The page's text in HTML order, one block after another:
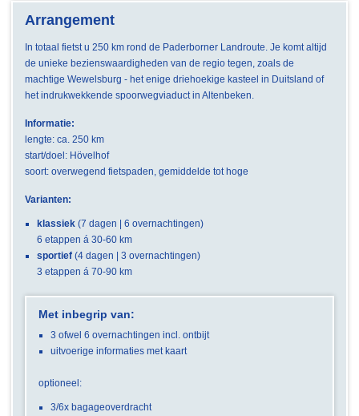
Arrangement
In totaal fietst u 250 km rond de Paderborner Landroute. Je komt altijd
de unieke bezienswaardigheden van de regio tegen, zoals de
machtige Wewelsburg - het enige driehoekige kasteel in Duitsland of
het indrukwekkende spoorwegviaduct in Altenbeken.
Informatie:
lengte: ca. 250 km
start/doel: Hövelhof
soort: overwegend fietspaden, gemiddelde tot hoge
Varianten:
klassiek (7 dagen | 6 overnachtingen)
6 etappen á 30-60 km
sportief (4 dagen | 3 overnachtingen)
3 etappen á 70-90 km
Met inbegrip van:
3 ofwel 6 overnachtingen incl. ontbijt
uitvoerige informaties met kaart
optioneel:
3/6x bagageoverdracht